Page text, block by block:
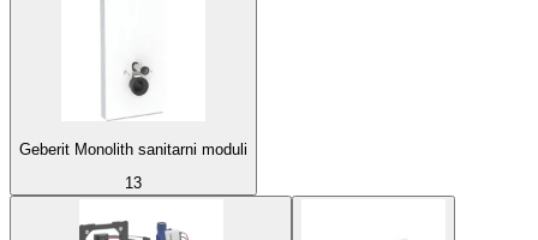
Geberit Monolith sanitarni moduli
13